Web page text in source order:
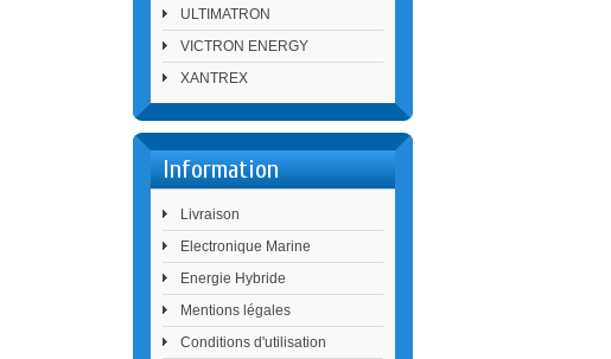
ULTIMATRON
VICTRON ENERGY
XANTREX
Information
Livraison
Electronique Marine
Energie Hybride
Mentions légales
Conditions d'utilisation